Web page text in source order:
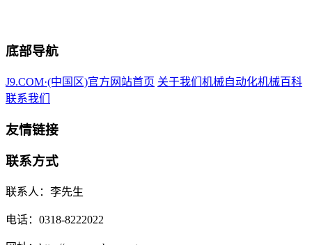
底部导航
J9.COM·(中国区)官方网站首页 关于我们 机械自动化机械百科
联系我们
友情链接
联系方式
联系人：李先生
电话：0318-8222022